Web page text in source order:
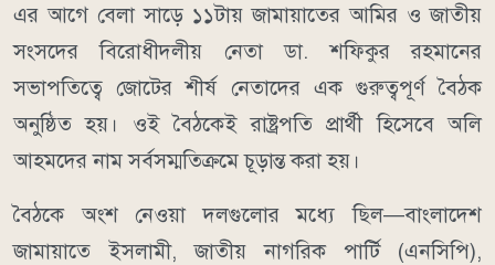
এর আগে বেলা সাড়ে ১১টায় জামায়াতের আমির ও জাতীয়
সংসদের বিরোধীদলীয় নেতা ডা. শফিকুর রহমানের
সভাপতিত্বে জোটের শীর্ষ নেতাদের এক গুরুত্বপূর্ণ বৈঠক
অনুষ্ঠিত হয়। ওই বৈঠকেই রাষ্ট্রপতি প্রার্থী হিসেবে অলি
আহমদের নাম সর্বসম্মতিক্রমে চূড়ান্ত করা হয়।
বৈঠকে অংশ নেওয়া দলগুলোর মধ্যে ছিল—বাংলাদেশ
জামায়াতে ইসলামী, জাতীয় নাগরিক পার্টি (এনসিপি),